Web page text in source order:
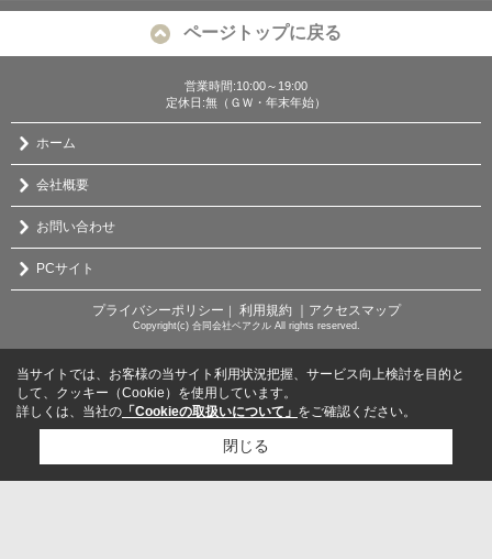
ページトップに戻る
営業時間:10:00～19:00
定休日:無（ＧＷ・年末年始）
ホーム
会社概要
お問い合わせ
PCサイト
プライバシーポリシー ｜ 利用規約 ｜アクセスマップ
Copyright(c) 合同会社ベアクル All rights reserved.
当サイトでは、お客様の当サイト利用状況把握、サービス向上検討を目的と
して、クッキー（Cookie）を使用しています。
詳しくは、当社の 「Cookieの取扱いについて」 をご確認ください。
閉じる